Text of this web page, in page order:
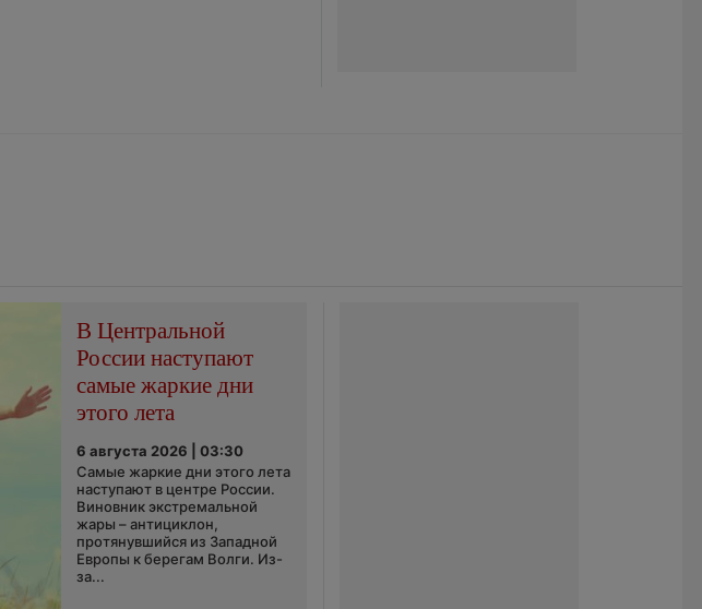
В Центральной
России наступают
самые жаркие дни
этого лета
6 августа 2026 | 03:30
Самые жаркие дни этого лета
наступают в центре России.
Виновник экстремальной
жары – антициклон,
протянувшийся из Западной
Европы к берегам Волги. Из-
за...